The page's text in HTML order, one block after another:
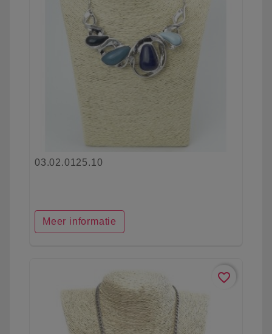
03.02.0125.10
Meer informatie
favorite_border